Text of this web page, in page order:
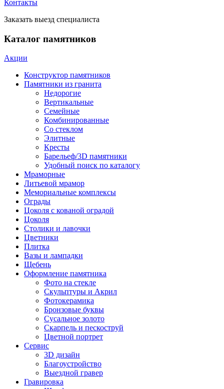
Контакты
Заказать выезд специалиста
Каталог памятников
Акции
Конструктор памятников
Памятники из гранита
Недорогие
Вертикальные
Семейные
Комбинированные
Со стеклом
Элитные
Кресты
Барельеф/3D памятники
Удобный поиск по каталогу
Мраморные
Литьевой мрамор
Мемориальные комплексы
Ограды
Цоколя с кованой оградой
Цоколя
Столики и лавочки
Цветники
Плитка
Вазы и лампадки
Щебень
Оформление памятника
Фото на стекле
Скульптуры и Акрил
Фотокерамика
Бронзовые буквы
Сусальное золото
Скарпель и пескоструй
Цветной портрет
Сервис
3D дизайн
Благоустройство
Выездной гравер
Гравировка